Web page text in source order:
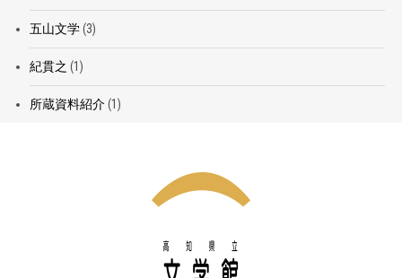
五山文学(3)
紀貫之 (1)
所蔵資料紹介(1)